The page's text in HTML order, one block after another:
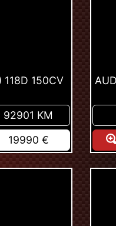
118D 150CV
92901 KM
19990 €